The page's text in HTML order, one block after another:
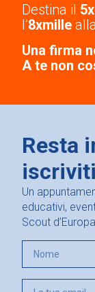
Destina il
l’8xmille
Una firma
A te non
Resta
Un
educativi,
Scout